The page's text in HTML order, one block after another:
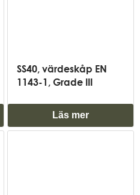
SS40, värdeskåp EN
1143-1, Grade III
Läs mer